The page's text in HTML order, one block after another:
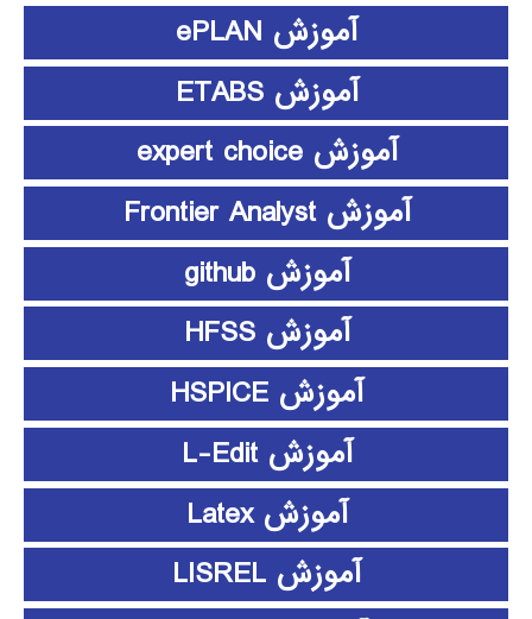
آموزش ePLAN
آموزش ETABS
آموزش expert choice
آموزش Frontier Analyst
آموزش github
آموزش HFSS
آموزش HSPICE
آموزش L-Edit
آموزش Latex
آموزش LISREL